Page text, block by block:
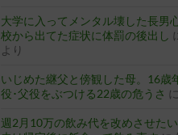
大学に入ってメンタル壊した長男
校から出てた症状に体罰の後出し
より
いじめた継父と傍観した母。16歳
役･父役をぶつける22歳の危うさ に
週2月10万の飲み代を改めさせた